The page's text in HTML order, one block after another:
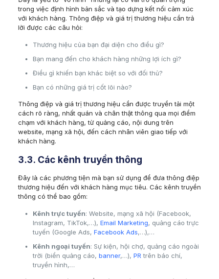
trong việc định hình bản sắc và tạo dựng kết nối cảm xúc
với khách hàng. Thông điệp và giá trị thương hiệu cần trả
lời được các câu hỏi:
Thương hiệu của bạn đại diện cho điều gì?
Bạn mang đến cho khách hàng những lợi ích gì?
Điều gì khiến bạn khác biệt so với đối thủ?
Bạn có những giá trị cốt lõi nào?
Thông điệp và giá trị thương hiệu cần được truyền tải một
cách rõ ràng, nhất quán và chân thật thông qua mọi điểm
chạm với khách hàng, từ quảng cáo, nội dung trên
website, mạng xã hội, đến cách nhân viên giao tiếp với
khách hàng.
3.3. Các kênh truyền thông
Đây là các phương tiện mà bạn sử dụng để đưa thông điệp
thương hiệu đến với khách hàng mục tiêu. Các kênh truyền
thông có thể bao gồm:
Kênh trực tuyến: Website, mạng xã hội (Facebook,
Instagram, TikTok,…), Email Marketing, quảng cáo trực
tuyến (Google Ads, Facebook Ads,…),…
Kênh ngoại tuyến: Sự kiện, hội chợ, quảng cáo ngoài
trời (biển quảng cáo, banner,…), PR trên báo chí,
truyền hình,…